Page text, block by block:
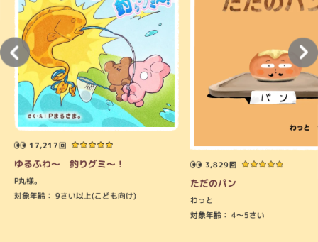
17,217回
ゆるふわ～ 釣りグミ～！
P丸様。
対象年齢： 9さい以上(こども向け)
3,829回
ただのパン
わっと
対象年齢：4～5さい